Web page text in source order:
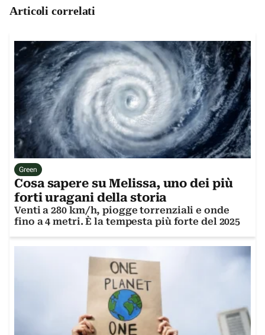
Articoli correlati
Green
Cosa sapere su Melissa, uno dei più
forti uragani della storia
Venti a 280 km/h, piogge torrenziali e onde
fino a 4 metri. È la tempesta più forte del 2025